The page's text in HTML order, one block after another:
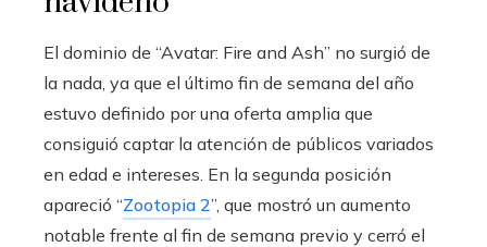
El dominio de “Avatar: Fire and Ash” no surgió de
la nada, ya que el último fin de semana del año
estuvo definido por una oferta amplia que
consiguió captar la atención de públicos variados
en edad e intereses. En la segunda posición
apareció “Zootopia 2”, que mostró un aumento
notable frente al fin de semana previo y cerró el